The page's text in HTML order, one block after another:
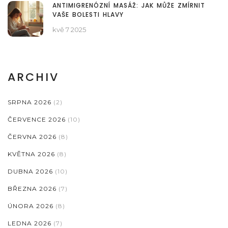
ANTIMIGRENÓZNÍ MASÁŽ: JAK MŮŽE ZMÍRNIT
VAŠE BOLESTI HLAVY
kvě 7 2025
ARCHIV
SRPNA 2026 (2)
ČERVENCE 2026 (10)
ČERVNA 2026 (8)
KVĚTNA 2026 (8)
DUBNA 2026 (10)
BŘEZNA 2026 (7)
ÚNORA 2026 (8)
LEDNA 2026 (7)